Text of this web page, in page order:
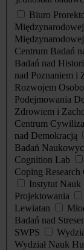
Biuro
Międzynarodowej
Centrum Badań
Badań nad
nad Poznaniem i
Rozwojem
Podejmowania
Zdrowiem i
Centrum
nad Demokracją
Badań
Cognition Lab
Coping Research
Instytut Nauk
Projektowania
Lewiatan
Badań nad
SWPS
Wydział Nauk